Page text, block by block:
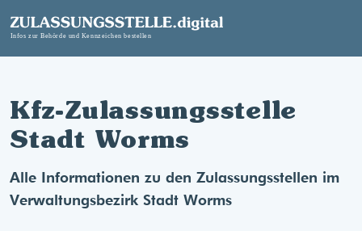
Kfz-Zulassungsstelle
Stadt Worms
Alle Informationen zu den Zulassungsstellen im
Verwaltungsbezirk Stadt Worms